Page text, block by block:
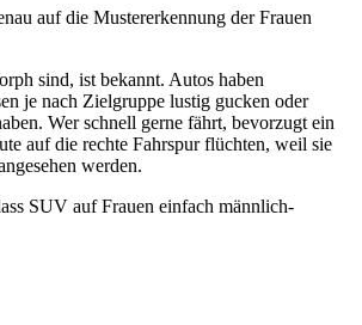
auf die Mustererkennung der Frauen
sind, ist bekannt. Autos haben
je nach Zielgruppe lustig gucken oder
Wer schnell gerne fährt, bevorzugt ein
auf die rechte Fahrspur flüchten, weil sie
werden.
SUV auf Frauen einfach männlich-